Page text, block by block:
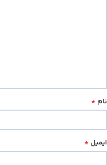
نام *
ایمیل *